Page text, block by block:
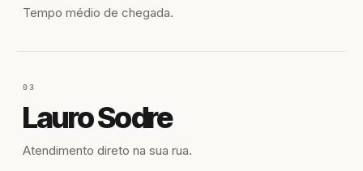
Tempo médio de chegada.
03
Lauro Sodre
Atendimento direto na sua rua.